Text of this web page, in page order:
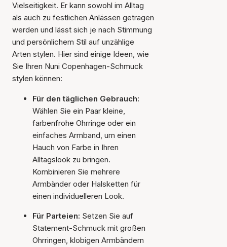
Vielseitigkeit. Er kann sowohl im Alltag
als auch zu festlichen Anlässen getragen
werden und lässt sich je nach Stimmung
und persönlichem Stil auf unzählige
Arten stylen. Hier sind einige Ideen, wie
Sie Ihren Nuni Copenhagen-Schmuck
stylen können:
Für den täglichen Gebrauch:
Wählen Sie ein Paar kleine,
farbenfrohe Ohrringe oder ein
einfaches Armband, um einen
Hauch von Farbe in Ihren
Alltagslook zu bringen.
Kombinieren Sie mehrere
Armbänder oder Halsketten für
einen individuelleren Look.
Für Parteien: Setzen Sie auf
Statement-Schmuck mit großen
Ohrringen, klobigen Armbändern